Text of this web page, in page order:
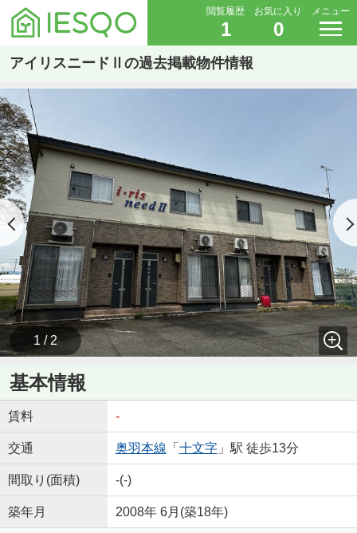
閲覧履歴
1
お気に入り
0
メニュー
アイリスニードⅡの過去掲載物件情報
1 / 2
基本情報
賃料 -
交通 奥羽本線 「 十文字」駅 徒歩13分
間取り(面積) -(-)
築年月 2008年 6月(築18年)